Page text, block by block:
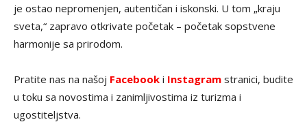
je ostao nepromenjen, autentičan i iskonski. U tom „kraju
sveta,“ zapravo otkrivate početak – početak sopstvene
harmonije sa prirodom.
Pratite nas na našoj Facebook i Instagram stranici, budite
u toku sa novostima i zanimljivostima iz turizma i
ugostiteljstva.